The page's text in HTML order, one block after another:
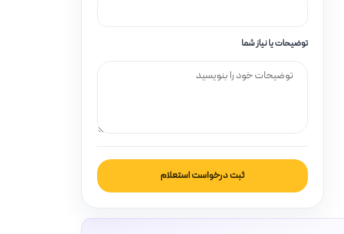
توضیحات یا نیاز شما
ثبت درخواست استعلام